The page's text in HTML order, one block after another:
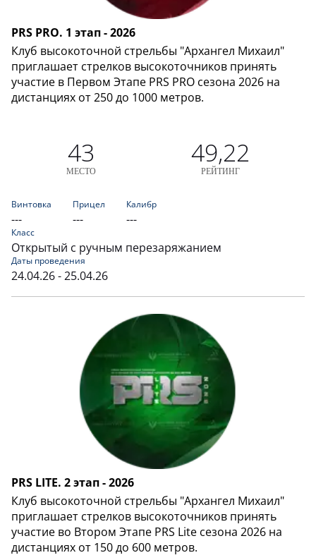
PRS PRO. 1 этап - 2026
Клуб высокоточной стрельбы "Архангел Михаил"
приглашает стрелков высокоточников принять
участие в Первом Этапе PRS PRO сезона 2026 на
дистанциях от 250 до 1000 метров.
43
МЕСТО
49,22
РЕЙТИНГ
Винтовка
---
Прицел
---
Калибр
---
Класс
Открытый с ручным перезаряжанием
Даты проведения
24.04.26 - 25.04.26
PRS LITE. 2 этап - 2026
Клуб высокоточной стрельбы "Архангел Михаил"
приглашает стрелков высокоточников принять
участие во Втором Этапе PRS Lite сезона 2026 на
дистанциях от 150 до 600 метров.